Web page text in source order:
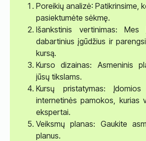
Poreikių analizė: Patikrinsime,
pasiektumėte sėkmę.
Išankstinis vertinimas: Mes
dabartinius įgūdžius ir
kursą.
Kurso dizainas: Asmeninis
jūsų tikslams.
Kursų pristatymas:
internetinės pamokos, kurias
ekspertai.
Veiksmų planas: Gaukite
planus.